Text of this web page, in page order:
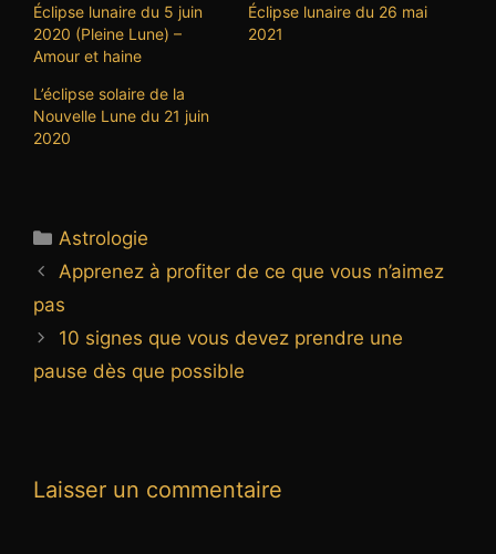
Éclipse lunaire du 5 juin
2020 (Pleine Lune) –
Amour et haine
Éclipse lunaire du 26 mai
2021
L’éclipse solaire de la
Nouvelle Lune du 21 juin
2020
Catégories
Astrologie
Apprenez à profiter de ce que vous n’aimez
pas
10 signes que vous devez prendre une
pause dès que possible
Laisser un commentaire